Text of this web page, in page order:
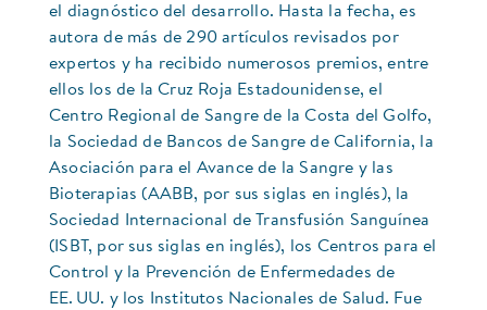
el diagnóstico del desarrollo. Hasta la fecha, es
autora de más de 290 artículos revisados por
expertos y ha recibido numerosos premios, entre
ellos los de la Cruz Roja Estadounidense, el
Centro Regional de Sangre de la Costa del Golfo,
la Sociedad de Bancos de Sangre de California, la
Asociación para el Avance de la Sangre y las
Bioterapias (AABB, por sus siglas en inglés), la
Sociedad Internacional de Transfusión Sanguínea
(ISBT, por sus siglas en inglés), los Centros para el
Control y la Prevención de Enfermedades de
EE. UU. y los Institutos Nacionales de Salud. Fue